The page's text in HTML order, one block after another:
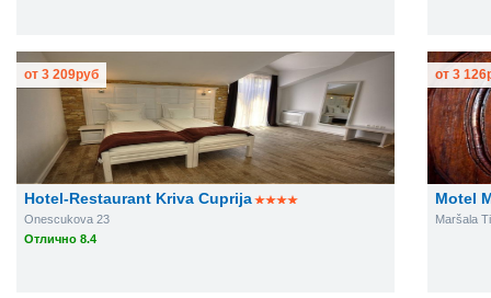
Hotel-Restaurant Kriva Cuprija
Onescukova 23
Отлично 8.4
от 3 209руб
Motel
Maršala
от 3 126